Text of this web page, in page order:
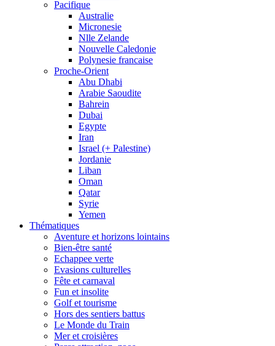
Pacifique
Australie
Micronesie
Nlle Zelande
Nouvelle Caledonie
Polynesie francaise
Proche-Orient
Abu Dhabi
Arabie Saoudite
Bahrein
Dubai
Egypte
Iran
Israel (+ Palestine)
Jordanie
Liban
Oman
Qatar
Syrie
Yemen
Thématiques
Aventure et horizons lointains
Bien-être santé
Echappee verte
Evasions culturelles
Fête et carnaval
Fun et insolite
Golf et tourisme
Hors des sentiers battus
Le Monde du Train
Mer et croisières